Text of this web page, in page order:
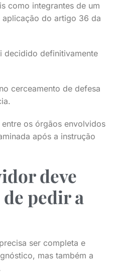
como integrantes de um
do artigo 36 da
decidido definitivamente
cerceamento de defesa
os órgãos envolvidos
após a instrução
deve
pedir a
ser completa e
mas também a